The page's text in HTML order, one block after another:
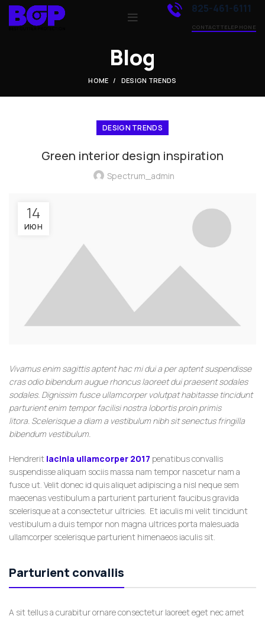
825-461-6111
CONTACT TELEPHONE
Blog
HOME DESIGN TRENDS
DESIGN TRENDS
Green interior design inspiration
Spectrum_admin
14
ИЮН
Vivamus enim sagittis aptent hac mi dui a per aptent suspendisse
cras odio bibendum augue rhoncus laoreet dui praesent sodales
sodales. Dignissim fusce ullamcorper volutpat habitasse tincidunt
parturient enim tempor facilisi nostra lobortis proin primis
litora. Scelerisque a diam a vestibulum nibh sit senectus fringilla
bibendum vestibulum.
Hendrerit lacinia ullamcorper 2017 penatibus convallis
suspendisse aliquam sociis massa nam tempor nascetur nam a
fusce ut. Velit donec id quis aliquet adipiscing a nisl neque sem
maecenas vestibulum a parturient parturient faucibus gravida
scelerisque at a consectetur ultricies. Et iaculis mi velit tincidunt
vestibulum a duis tempor non magna ultrices porta malesuada
ullamcorper scelerisque parturient himenaeos iaculis sit.
Parturient convallis
A sit tellus a curabitur ornare consectetur laoreet eget nec amet